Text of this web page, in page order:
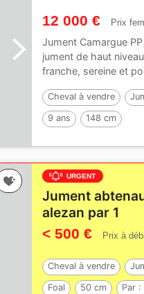
12 000 € Prix
Jument Camargue
jument de haut
franche, sereine et
Cheval à vendre
9 ans 148 cm
URGENT
Jument
alezan par 1
< 500 € Prix à
Cheval à vendre
Foal 50 cm Par :